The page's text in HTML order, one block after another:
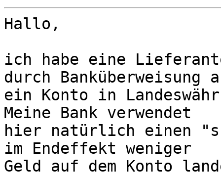
Hallo,
ich habe eine
durch Banküberweisung
ein Konto in
Meine Bank verwendet
hier natürlich einen
im Endeffekt weniger
Geld auf dem Konto